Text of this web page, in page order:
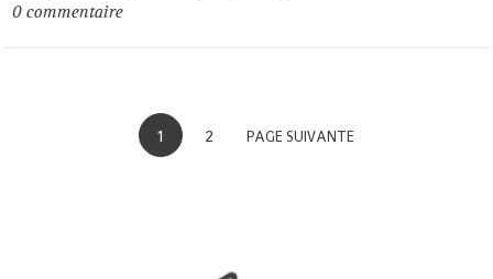
0 commentaire
1 2 PAGE SUIVANTE